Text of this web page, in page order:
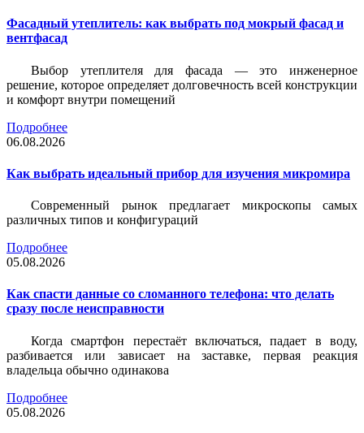
Фасадный утеплитель: как выбрать под мокрый фасад и
вентфасад
Выбор утеплителя для фасада — это инженерное
решение, которое определяет долговечность всей конструкции
и комфорт внутри помещений
Подробнее
06.08.2026
Как выбрать идеальный прибор для изучения микромира
Современный рынок предлагает микроскопы самых
различных типов и конфигураций
Подробнее
05.08.2026
Как спасти данные со сломанного телефона: что делать
сразу после неисправности
Когда смартфон перестаёт включаться, падает в воду,
разбивается или зависает на заставке, первая реакция
владельца обычно одинакова
Подробнее
05.08.2026